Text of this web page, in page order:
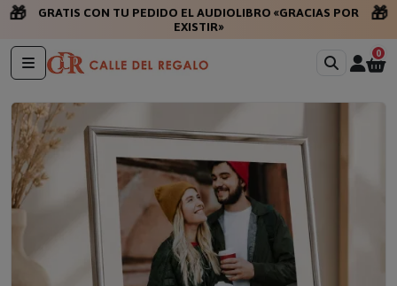
🎁
GRATIS CON TU PEDIDO EL AUDIOLIBRO «GRACIAS POR
EXISTIR»
🎁
0